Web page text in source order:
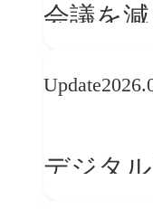
会議を
Update
デジタ